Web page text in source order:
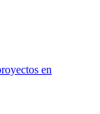
en